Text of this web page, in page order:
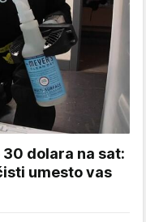
dolara na sat:
umesto vas